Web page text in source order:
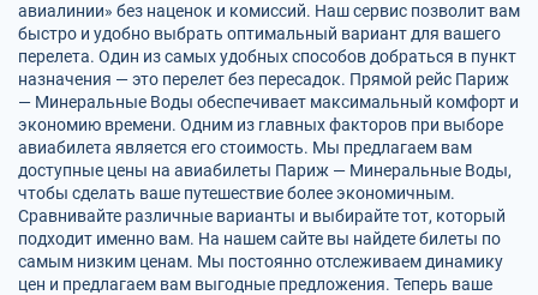
авиалинии» без наценок и комиссий. Наш сервис позволит вам
быстро и удобно выбрать оптимальный вариант для вашего
перелета. Один из самых удобных способов добраться в пункт
назначения — это перелет без пересадок. Прямой рейс Париж
— Минеральные Воды обеспечивает максимальный комфорт и
экономию времени. Одним из главных факторов при выборе
авиабилета является его стоимость. Мы предлагаем вам
доступные цены на авиабилеты Париж — Минеральные Воды,
чтобы сделать ваше путешествие более экономичным.
Сравнивайте различные варианты и выбирайте тот, который
подходит именно вам. На нашем сайте вы найдете билеты по
самым низким ценам. Мы постоянно отслеживаем динамику
цен и предлагаем вам выгодные предложения. Теперь ваше